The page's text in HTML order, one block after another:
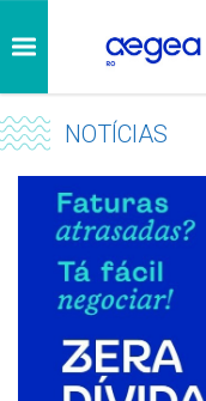
NOTÍCIAS